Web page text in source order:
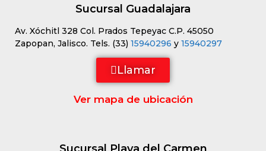
Sucursal Guadalajara
Av. Xóchitl 328 Col. Prados Tepeyac C.P. 45050
Zapopan, Jalisco. Tels. (33) 15940296 y 15940297
Llamar
Ver mapa de ubicación